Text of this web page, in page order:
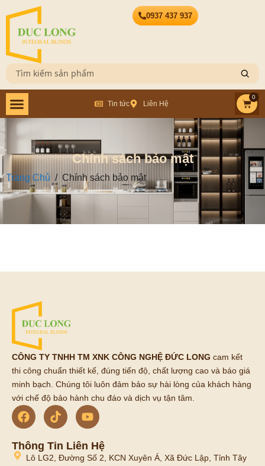
0937 437 937
Tin tức Liên Hệ
0
Chính sách bảo mật
Trang Chủ / Chính sách bảo mật
CÔNG TY TNHH TM XNK CÔNG NGHỆ ĐỨC LONG cam kết
thi công chuẩn thiết kế, đúng tiến độ, chất lượng cao và báo giá
minh bạch. Chúng tôi luôn đảm bảo sự hài lòng của khách hàng
với chế độ bảo hành chu đáo và dịch vụ tận tâm.
Thông Tin Liên Hệ
Lô LG2, Đường Số 2, KCN Xuyên Á, Xã Đức Lập, Tỉnh Tây